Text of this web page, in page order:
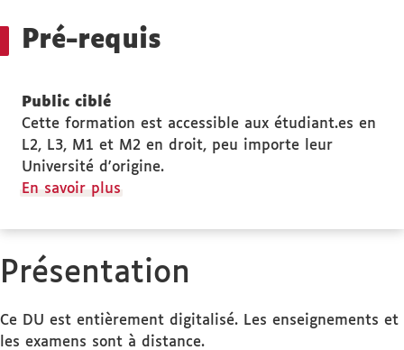
Pré-requis
Public ciblé
Cette formation est accessible aux étudiant.es en
L2, L3, M1 et M2 en droit, peu importe leur
Université d'origine.
En savoir plus
des
ciblé
Présentation
Ce DU est entièrement digitalisé. Les enseignements et
les examens sont à distance.